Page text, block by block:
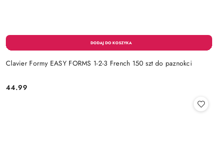
Clavier Formy EASY FORMS 1-2-3 French 150 szt do paznokci
Cena:
44.99